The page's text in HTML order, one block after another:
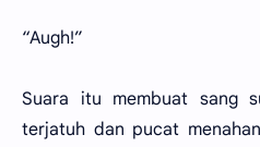
“Augh!”
Suara itu membuat sang
terjatuh dan pucat